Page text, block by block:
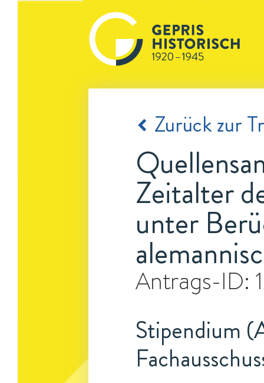
Zurück zur
Zeitalter
unter
Antrags-ID:
Stipendium